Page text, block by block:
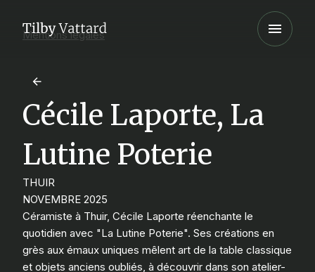
Mentions légales
Cécile Laporte, La
Lutine Poterie
THUIR
NOVEMBRE 2025
Céramiste à Thuir, Cécile Laporte réenchante le
quotidien avec "La Lutine Poterie". Ses créations en
grès aux émaux uniques mêlent art de la table classique
et objets anciens oubliés, à découvrir dans son atelier-